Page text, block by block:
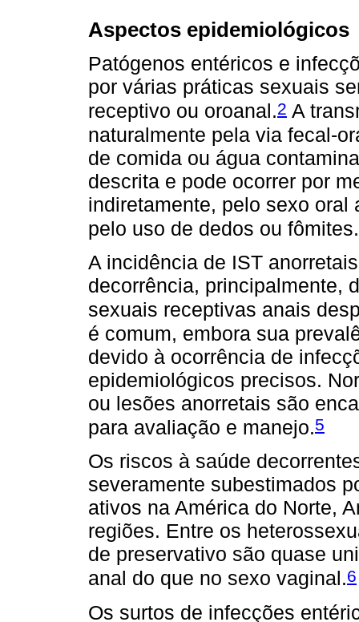
Aspectos epidemiológicos
Patógenos entéricos e
por várias práticas sexuais
receptivo ou oroanal.2 A
naturalmente pela via fecal-
de comida ou água
descrita e pode ocorrer por
indiretamente, pelo sexo
pelo uso de dedos ou fômites.
A incidência de IST
decorrência, principalmente,
sexuais receptivas anais
é comum, embora sua
devido à ocorrência de
epidemiológicos precisos.
ou lesões anorretais são
para avaliação e manejo.5
Os riscos à saúde
severamente subestimados
ativos na América do Norte,
regiões. Entre os
de preservativo são quase
anal do que no sexo vaginal.6
Os surtos de infecções